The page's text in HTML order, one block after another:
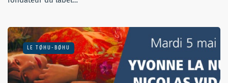
LE TØHU-BØHU